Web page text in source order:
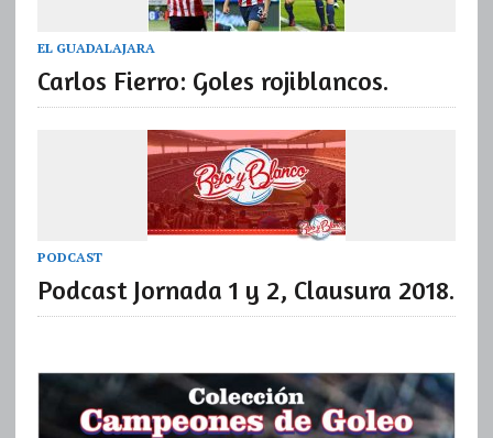
EL GUADALAJARA
Carlos Fierro: Goles rojiblancos.
PODCAST
Podcast Jornada 1 y 2, Clausura 2018.